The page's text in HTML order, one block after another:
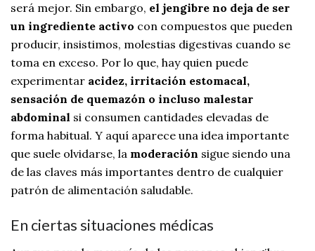
será mejor. Sin embargo, el jengibre no deja de ser
un ingrediente activo con compuestos que pueden
producir, insistimos, molestias digestivas cuando se
toma en exceso. Por lo que, hay quien puede
experimentar acidez, irritación estomacal,
sensación de quemazón o incluso malestar
abdominal si consumen cantidades elevadas de
forma habitual. Y aquí aparece una idea importante
que suele olvidarse, la moderación sigue siendo una
de las claves más importantes dentro de cualquier
patrón de alimentación saludable.
En ciertas situaciones médicas